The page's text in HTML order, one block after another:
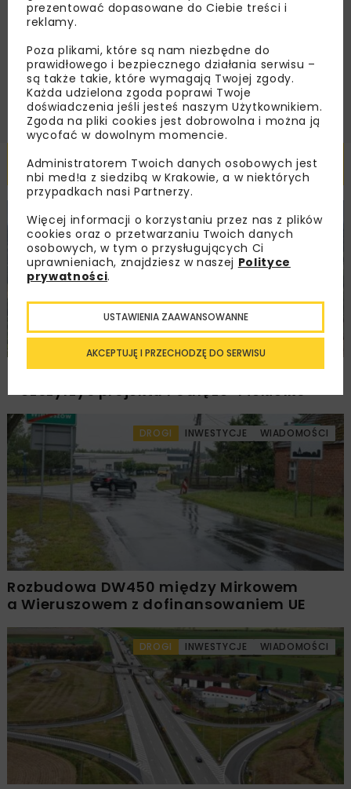
Regulaminemoraz wyrażam zgodę na otrzymywanie na
podany przeze mnie adres e-mail korespondencji
handlowej w postaci newslettera.
ZAPISZ MNIE
Powiązane artykuły
KOLEJ WIADOMOŚCI INWESTYCJE
PKP PLK ogłosiły przetarg na odcinek Gdów
– Szczyrzyc projektu Podłęże–Piekiełko
DROGI INWESTYCJE WIADOMOŚCI
Rozbudowa DW450 między Mirkowem
a Wieruszowem z dofinansowaniem UE
DROGI INWESTYCJE WIADOMOŚCI
prezentować dopasowane do Ciebie treści i
reklamy.
Poza plikami, które są nam niezbędne do
prawidłowego i bezpiecznego działania serwisu –
są także takie, które wymagają Twojej zgody.
Każda udzielona zgoda poprawi Twoje
doświadczenia jeśli jesteś naszym Użytkownikiem.
Zgoda na pliki cookies jest dobrowolna i można ją
wycofać w dowolnym momencie.
Administratorem Twoich danych osobowych jest
nbi med!a z siedzibą w Krakowie, a w niektórych
przypadkach nasi Partnerzy.
Więcej informacji o korzystaniu przez nas z plików
cookies oraz o przetwarzaniu Twoich danych
osobowych, w tym o przysługujących Ci
uprawnieniach, znajdziesz w naszej Polityce
prywatności.
AKCEPTUJĘ I PRZECHODZĘ DO SERWISU
USTAWIENIA ZAAWANSOWANNE